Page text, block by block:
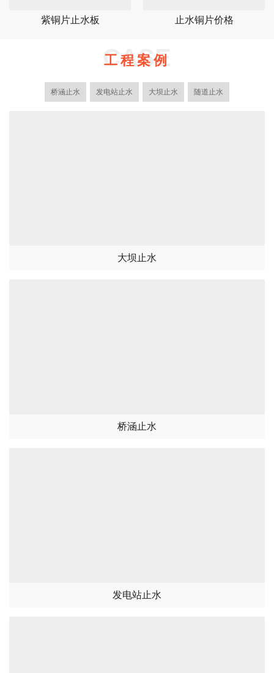
紫铜片止水板 止水铜片价格
CASE
工程案例
桥涵止水 发电站止水 大坝止水 随道止水
大坝止水
桥涵止水
发电站止水